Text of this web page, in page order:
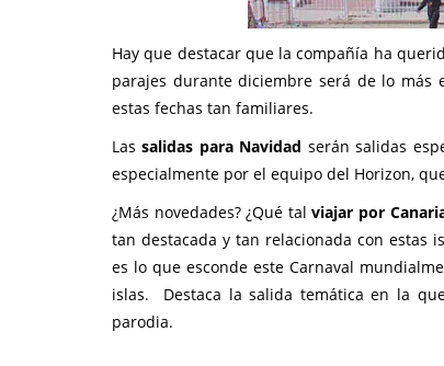
Hay que destacar que la compañía ha
parajes durante diciembre será de lo más
estas fechas tan familiares.
Lassalidas para Navidad serán salidas
especialmente por el equipo del Horizon,
¿Más novedades? ¿Qué talviajar por
tan destacada y tan relacionada con estas
es lo que esconde este Carnaval
islas. Destaca la salida temática en la
parodia.